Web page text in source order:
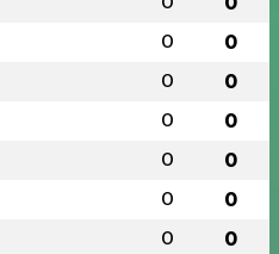
0 0
0 0
0 0
0 0
0 0
0 0